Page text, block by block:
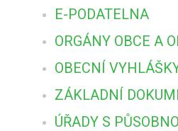
E-PODATELNA
ORGÁNY OBCE A
OBECNÍ
ZÁKLADNÍ
ÚŘADY S